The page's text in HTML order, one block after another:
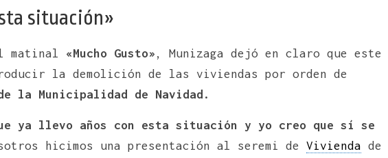
situación»
matinal «Mucho Gusto» , Munizaga dejó en claro que este
la demolición de las viviendas por orden de
la Municipalidad de Navidad.
ya llevo años con esta situación y yo creo que sí se
hicimos una presentación al seremi de Vivienda de